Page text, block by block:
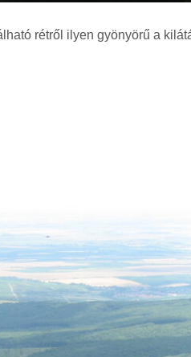
rétről ilyen gyönyörű a